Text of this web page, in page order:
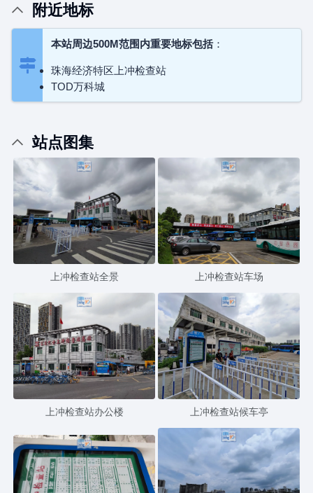
附近地标
本站周边500M范围内重要地标包括：
珠海经济特区上冲检查站
TOD万科城
站点图集
上冲检查站全景 上冲检查站车场
上冲检查站办公楼 上冲检查站候车亭